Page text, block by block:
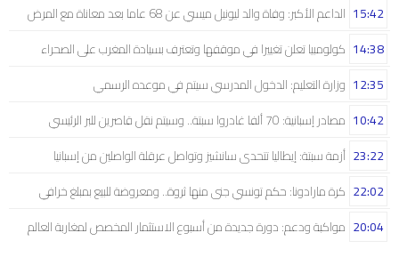
الداعم الأكبر: وفاة والد ليونيل ميسي عن 68 عاما بعد معاناة مع المرض 15:42
كولومبيا تعلن تغييرا في موقفها وتعترف بسيادة المغرب على الصحراء 14:38
وزارة التعليم: الدخول المدرسي سیتم في موعده الرسمي 12:35
مصادر إسبانية: 70 ألفا غادروا سبتة.. وسيتم نقل قاصرين للبر الرئيسي 10:42
أزمة سبتة: إيطاليا تتحدى سانشيز وتواصل عرقلة الواصلين من إسبانيا 23:22
كرة مارادونا: حكم تونسي جنى منها ثروة.. ومعروضة للبيع بمبلغ خرافي 22:02
مواكبة ودعم: دورة جديدة من أسبوع الاستثمار المخصص لمغاربة العالم 20:04